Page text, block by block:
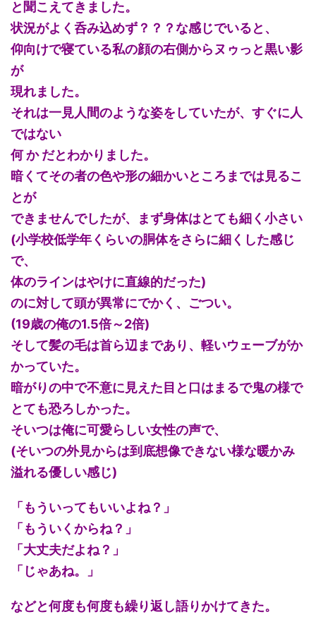
と聞こえてきました。
状況がよく呑み込めず？？？な感じでいると、
仰向けで寝ている私の顔の右側からヌゥっと黒い影
が
現れました。
それは一見人間のような姿をしていたが、すぐに人
ではない
何 か だとわかりました。
暗くてその者の色や形の細かいところまでは見るこ
とが
できませんでしたが、まず身体はとても細く小さい
(小学校低学年くらいの胴体をさらに細くした感じ
で、
体のラインはやけに直線的だった)
のに対して頭が異常にでかく、ごつい。
(19歳の俺の1.5倍～2倍)
そして髪の毛は首ら辺まであり、軽いウェーブがか
かっていた。
暗がりの中で不意に見えた目と口はまるで鬼の様で
とても恐ろしかった。
そいつは俺に可愛らしい女性の声で、
(そいつの外見からは到底想像できない様な暖かみ
溢れる優しい感じ)
「もういってもいいよね？」
「もういくからね？」
「大丈夫だよね？」
「じゃあね。」
などと何度も何度も繰り返し語りかけてきた。